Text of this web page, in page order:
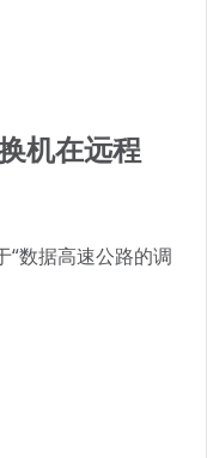
机在远程
“数据高速公路的调